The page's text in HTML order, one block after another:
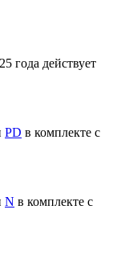
года действует
PD в комплекте с
N в комплекте с